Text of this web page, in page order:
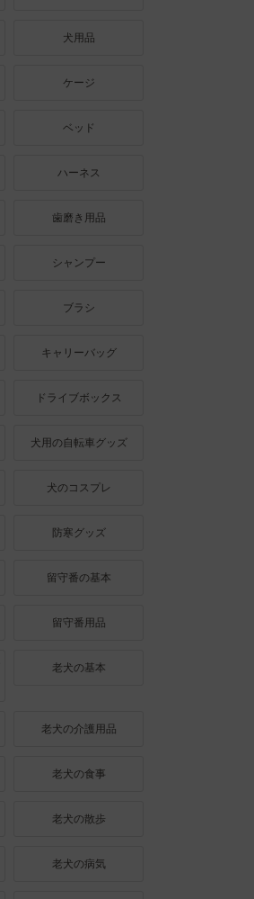
犬用品
ケージ
ベッド
ハーネス
歯磨き用品
シャンプー
ブラシ
キャリーバッグ
ドライブボックス
犬用の自転車グッズ
犬のコスプレ
防寒グッズ
留守番の基本
留守番用品
老犬の基本
老犬の介護用品
老犬の食事
老犬の散歩
老犬の病気